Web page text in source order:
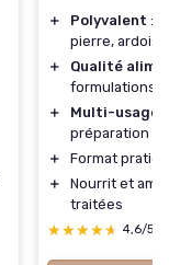
＋ Polyvalent :
pierre,
＋
Qualité
formulations
＋
Multi-usage
préparation
＋
Format
＋
Nourrit et
traitées
★★★★★
★★★★★ 4,6/5